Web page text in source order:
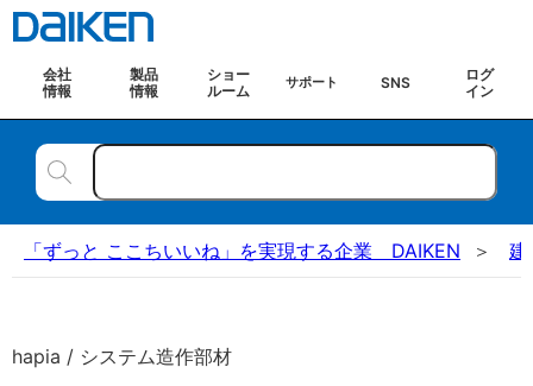
会社
情報
製品
情報
ショー
ルーム
サポート SNS
ログ
イン
「ずっと ここちいいね」を実現する企業 DAIKEN 建
hapia / システム造作部材